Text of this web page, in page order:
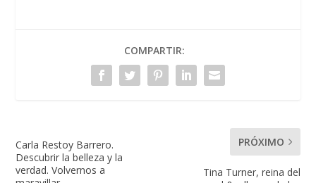
COMPARTIR:
Carla Restoy Barrero.
Descubrir la belleza y la
verdad. Volvernos a
PRÓXIMO
Tina Turner, reina del